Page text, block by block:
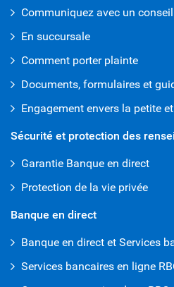
Communiquez avec un
En succursale
Comment porter plainte
Documents, formulaires et
Engagement envers la petite
Sécurité et protection des
Garantie Banque en direct
Protection de la vie privée
Banque en direct
Banque en direct et Services
Services bancaires en ligne